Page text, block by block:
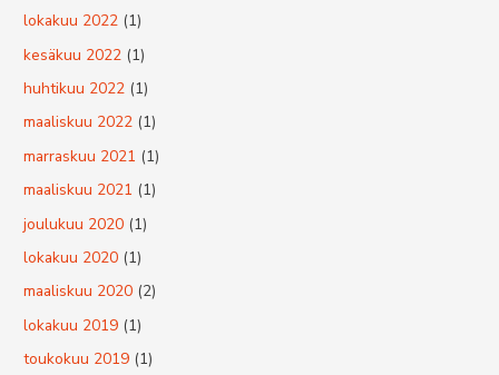
lokakuu 2022 (1)
kesäkuu 2022 (1)
huhtikuu 2022 (1)
maaliskuu 2022 (1)
marraskuu 2021 (1)
maaliskuu 2021 (1)
joulukuu 2020 (1)
lokakuu 2020 (1)
maaliskuu 2020 (2)
lokakuu 2019 (1)
toukokuu 2019 (1)